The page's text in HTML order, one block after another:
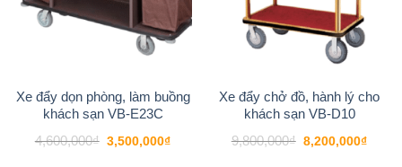
Xe đẩy dọn phòng, làm buồng
khách sạn VB-E23C
4,600,000₫ Giá
gốc
3,500,000₫Giá
Xe đẩy chở đồ, hành lý cho
khách sạn VB-D10
9,800,000₫ Giá
gốc
8,200,000₫Giá